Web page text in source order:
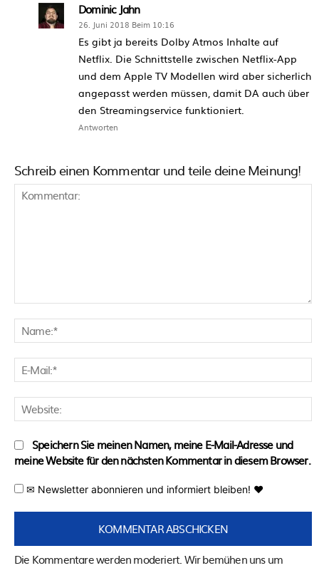
Dominic Jahn
26. Juni 2018 Beim 10:16
Es gibt ja bereits Dolby Atmos Inhalte auf
Netflix. Die Schnittstelle zwischen Netflix-App
und dem Apple TV Modellen wird aber sicherlich
angepasst werden müssen, damit DA auch über
den Streamingservice funktioniert.
Antworten
Schreib einen Kommentar und teile deine Meinung!
Speichern Sie meinen Namen, meine E-Mail-Adresse und
meine Website für den nächsten Kommentar in diesem Browser.
✉ Newsletter abonnieren und informiert bleiben! ♥
Die Kommentare werden moderiert. Wir bemühen uns um